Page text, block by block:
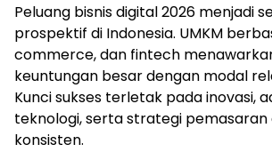
Peluang bisnis digital 2026 menjadi
prospektif di Indonesia. UMKM
commerce, dan fintech
keuntungan besar dengan modal
Kunci sukses terletak pada inovasi,
teknologi, serta strategi pemasaran
konsisten.